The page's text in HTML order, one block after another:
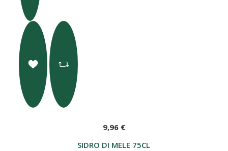
SIDRO DI MELE 75CL
9,96 €